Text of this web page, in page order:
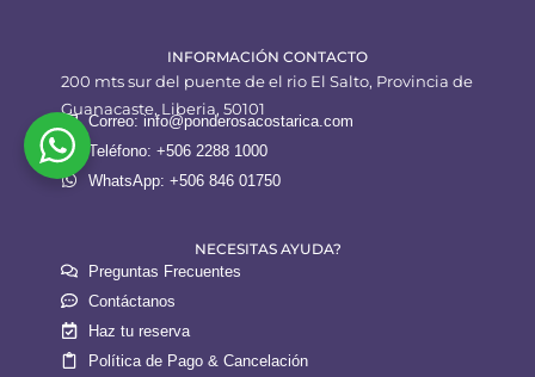
INFORMACIÓN CONTACTO
200 mts sur del puente de el rio El Salto, Provincia de
Guanacaste, Liberia, 50101
Correo: info@ponderosacostarica.com
Teléfono: +506 2288 1000
WhatsApp: +506 846 01750
NECESITAS AYUDA?
Preguntas Frecuentes
Contáctanos
Haz tu reserva
Política de Pago & Cancelación